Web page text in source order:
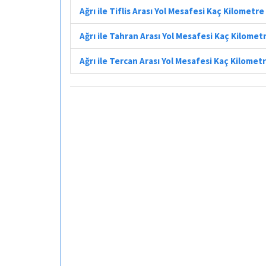
Ağrı ile Tiflis Arası Yol Mesafesi Kaç Kilometre
Ağrı ile Tahran Arası Yol Mesafesi Kaç
Ağrı ile Tercan Arası Yol Mesafesi Kaç